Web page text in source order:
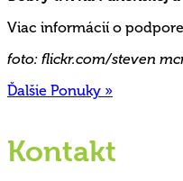
Viac informácií o
foto: flickr.com/steven
Ďalšie Ponuky »
Kontakt